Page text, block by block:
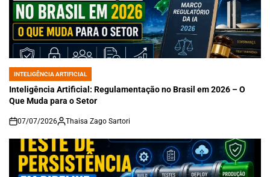
POSTED
IN
INTELIGÊNCIA ARTIFICIAL
Inteligência Artificial: Regulamentação no Brasil em 2026 – O
Que Muda para o Setor
on
07/07/2026 Thaisa Zago Sartori